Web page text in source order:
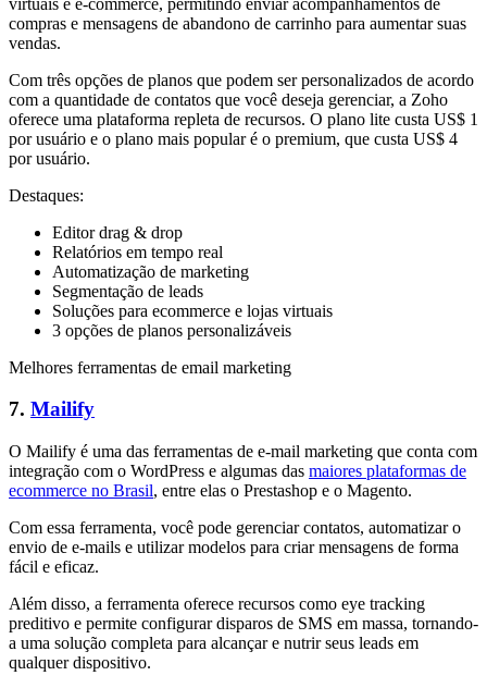
compras e mensagens de abandono de carrinho para aumentar suas
vendas.
Com três opções de planos que podem ser personalizados de acordo
com a quantidade de contatos que você deseja gerenciar, a Zoho
oferece uma plataforma repleta de recursos. O plano lite custa US$ 1
por usuário e o plano mais popular é o premium, que custa US$ 4
por usuário.
Destaques:
Editor drag & drop
Relatórios em tempo real
Automatização de marketing
Segmentação de leads
Soluções para ecommerce e lojas virtuais
3 opções de planos personalizáveis
Melhores ferramentas de email marketing
7. Mailify
O Mailify é uma das ferramentas de e-mail marketing que conta com
integração com o WordPress e algumas das maiores plataformas de
ecommerce no Brasil, entre elas o Prestashop e o Magento.
Com essa ferramenta, você pode gerenciar contatos, automatizar o
envio de e-mails e utilizar modelos para criar mensagens de forma
fácil e eficaz.
Além disso, a ferramenta oferece recursos como eye tracking
preditivo e permite configurar disparos de SMS em massa, tornando-
a uma solução completa para alcançar e nutrir seus leads em
qualquer dispositivo.